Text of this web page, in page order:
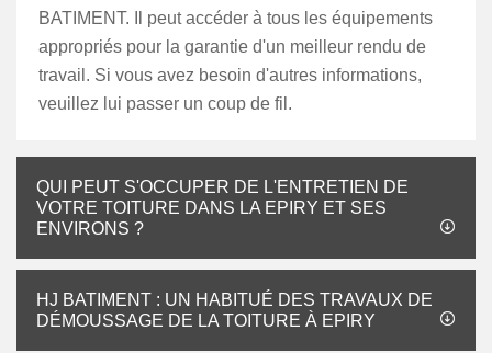
BATIMENT. Il peut accéder à tous les équipements
appropriés pour la garantie d'un meilleur rendu de
travail. Si vous avez besoin d'autres informations,
veuillez lui passer un coup de fil.
QUI PEUT S'OCCUPER DE L'ENTRETIEN DE
VOTRE TOITURE DANS LA EPIRY ET SES
ENVIRONS ?
HJ BATIMENT : UN HABITUÉ DES TRAVAUX DE
DÉMOUSSAGE DE LA TOITURE À EPIRY